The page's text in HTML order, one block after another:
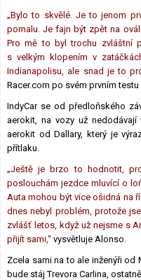
„Bylo to skvělé. Je to jenom
pomalu. Je fajn být zpět na
Pro mě to byl trochu zvláštní
s velkým klopením v
Indianapolisu, ale snad je to
Racer.com po svém prvním testu
IndyCar se od předloňského
aerokit, na vozy už nedodávají
aerokit od Dallary, který je
přítlaku.
„Ještě je brzo to hodnotit,
poslouchám jezdce mluvící o
Auta mohou být více ošidná na
dnes nebyl problém, protože
zvlášť letos, když už nejsme s
přijít sami,“ vysvětluje Alonso.
Zcela sami na to ale inženýři
bude stáj Trevora Carlina,